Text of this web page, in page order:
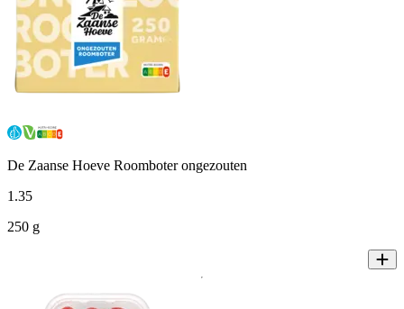
De Zaanse Hoeve Roomboter ongezouten
1 .35
250 g